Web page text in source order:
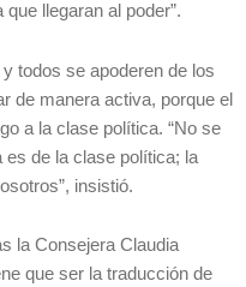
llegaran al poder”.
todos se apoderen de los
de manera activa, porque el
a la clase política. “No se
es de la clase política; la
insistió.
la Consejera Claudia
que ser la traducción de